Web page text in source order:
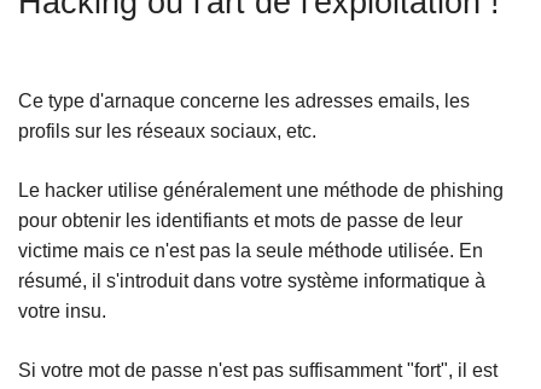
Ce type d'arnaque concerne les adresses emails, les
profils sur les réseaux sociaux, etc.
Le hacker utilise généralement une méthode de phishing
pour obtenir les identifiants et mots de passe de leur
victime mais ce n'est pas la seule méthode utilisée. En
résumé, il s'introduit dans votre système informatique à
votre insu.
Si votre mot de passe n'est pas suffisamment "fort", il est